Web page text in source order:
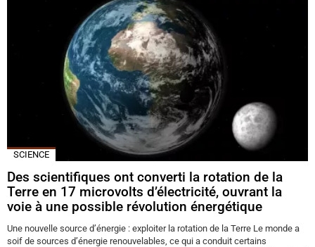
SCIENCE
Des scientifiques ont converti la rotation de la
Terre en 17 microvolts d’électricité, ouvrant la
voie à une possible révolution énergétique
Une nouvelle source d’énergie : exploiter la rotation de la Terre Le monde a
soif de sources d’énergie renouvelables, ce qui a conduit certains